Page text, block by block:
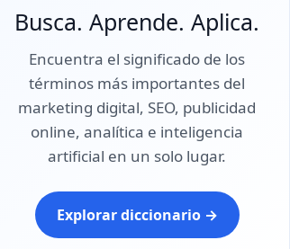
Busca. Aprende. Aplica.
Encuentra el significado de los
términos más importantes del
marketing digital, SEO, publicidad
online, analítica e inteligencia
artificial en un solo lugar.
Explorar diccionario →